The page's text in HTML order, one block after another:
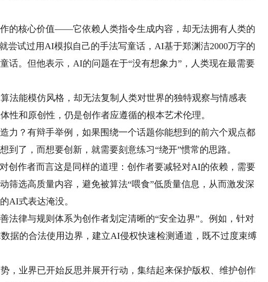
核心价值——它依赖人类指令生成内容，却无法拥有人类的
尝试过用AI模拟自己的手法写童话，AI基于郑渊洁2000万字的
话。但他表示，AI的问题在于“没有想象力”，人类现在最需要
能模仿风格，却无法复制人类对世界的独特观察与情感表
性和原创性，仍是创作者应遵循的根本艺术伦理。
？有辩手举例，如果围绕一个话题你能想到的前六个观点都
到了，而想要创新，就需要刻意练习“绕开”惯常的思路。
作者而言这是同样的道理：创作者要减轻对AI的依赖，需要
筛选高质量内容，避免被算法“喂食”低质量信息，从而激发深
AI式表达淹没。
律与规则体系为创作者划定清晰的“安全边界”。例如，针对
据的合法使用边界，建立AI侵权快速检测通道，既不过度束缚
业界已开始反思并展开行动，集结起来保护版权、维护创作